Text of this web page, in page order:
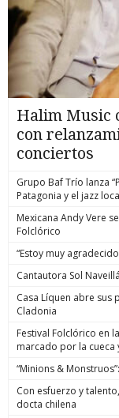
Halim Music
con
conciertos
Grupo Baf Trío lanza
Patagonia y el jazz
Mexicana Andy Vere
Folclórico
“Estoy muy
Cantautora Sol
Casa Líquen abre sus
Cladonia
Festival Folclórico en
marcado por la cueca
“Minions &
Con esfuerzo y
docta chilena